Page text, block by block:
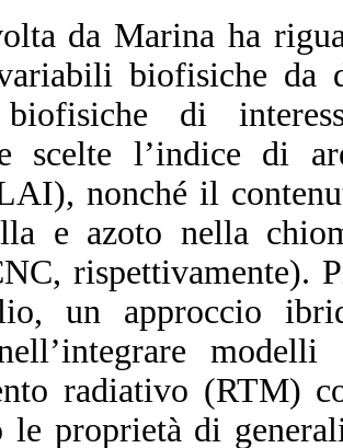
da Marina ha
biofisiche da
di
scelte l’indice di
nonché il
e azoto nella
rispettivamente).
un approccio
modelli
radiativo (RTM)
le proprietà di